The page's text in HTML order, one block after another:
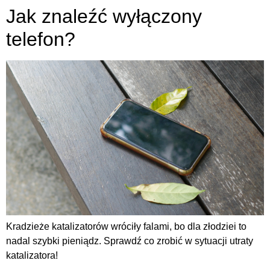
Jak znaleźć wyłączony
telefon?
Kradzieże katalizatorów wróciły falami, bo dla złodziei to
nadal szybki pieniądz. Sprawdź co zrobić w sytuacji utraty
katalizatora!